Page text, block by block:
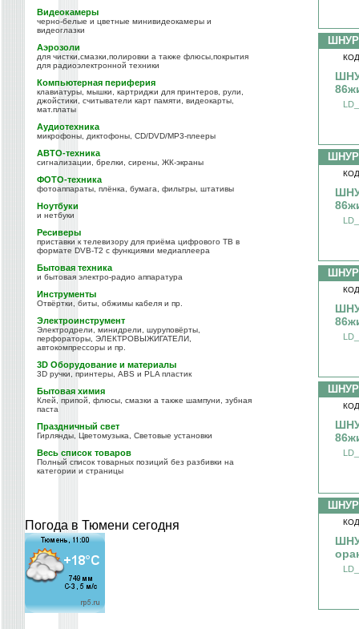
Видеокамеры
черно-белые и цветные минивидеокамеры и
видеоглазки
Аэрозоли
для чистки,смазки,полировки а также флюсы,покрытия
для радиоэлектронной техники
Компьютерная периферия
клавиатуры, мышки, картриджи для принтеров, рули,
джойстики, считыватели карт памяти, видеокарты,
мат.платы
Аудиотехника
микрофоны, диктофоны, CD/DVD/MP3-плееры
АВТО-техника
сигнализации, брелки, сирены, ЖК-экраны
ФОТО-техника
фотоаппараты, плёнка, бумага, фильтры, штативы
Ноутбуки
и нетбуки
Ресиверы
приставки к телевизору для приёма цифрового ТВ в
формате DVB-T2 с функциями медиаплеера
Бытовая техника
и бытовая электро-радио аппаратура
Инструменты
Отвёртки, биты, обжимы кабеля и пр.
Электроинструмент
Электродрели, минидрели, шуруповёрты,
перфораторы, ЭЛЕКТРОВЫЖИГАТЕЛИ,
автокомпрессоры и пр.
3D Оборудование и материалы
3D ручки, принтеры, ABS и PLA пластик
Бытовая химия
Клей, припой, флюсы, смазки а также шампуни, зубная
паста
Праздничный свет
Гирлянды, Цветомузыка, Световые установки
Весь список товаров
Полный список товарных позиций без разбивки на
категории и страницы
Погода в Тюмени сегодня
ШНУР
ШНУР
ШНУР
ШНУР
ШНУР